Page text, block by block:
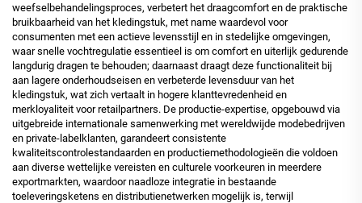
weefselbehandelingsproces, verbetert het draagcomfort en de praktische
bruikbaarheid van het kledingstuk, met name waardevol voor
consumenten met een actieve levensstijl en in stedelijke omgevingen,
waar snelle vochtregulatie essentieel is om comfort en uiterlijk gedurende
langdurig dragen te behouden; daarnaast draagt deze functionaliteit bij
aan lagere onderhoudseisen en verbeterde levensduur van het
kledingstuk, wat zich vertaalt in hogere klanttevredenheid en
merkloyaliteit voor retailpartners. De productie-expertise, opgebouwd via
uitgebreide internationale samenwerking met wereldwijde modebedrijven
en private-labelklanten, garandeert consistente
kwaliteitscontrolestandaarden en productiemethodologieën die voldoen
aan diverse wettelijke vereisten en culturele voorkeuren in meerdere
exportmarkten, waardoor naadloze integratie in bestaande
toeleveringsketens en distributienetwerken mogelijk is, terwijl